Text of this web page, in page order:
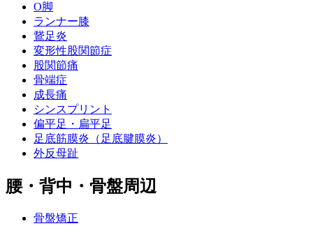
O脚
ランナー膝
鵞足炎
変形性股関節症
股関節痛
骨端症
成長痛
シンスプリント
偏平足・扁平足
足底筋膜炎（足底腱膜炎）
外反母趾
腰・背中・骨盤周辺
骨盤矯正